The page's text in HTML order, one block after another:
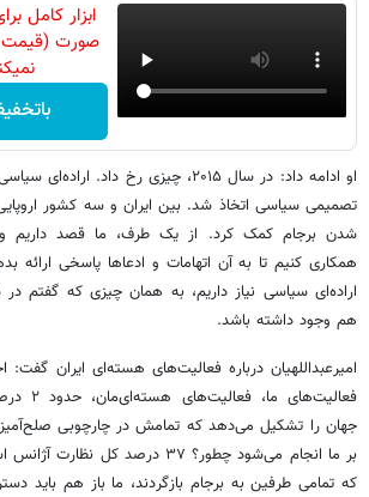
ابزار کامل
صورت (قیمت
او ادامه داد: در سال ۲۰۱۵، چیزی رخ داد.
تصمیمی سیاسی اتخاذ شد. بین ایران و سه کشور
شدن برجام کمک کرد. از یک طرف، ما قصد داریم
همکاری کنیم تا به آن اتهامات و ادعاها پاسخی ارائه
هم وجود داشته باشد.
امیرعبداللهیان درباره فعالیت‌های هسته‌ای ایران گفت:
جهان را تشکیل می‌دهد که تمامش در چارچوبی صلح‌آمیز
بر ما انجام می‌شود چطور؟ ۳۷ درصد
که تمامی طرفین به برجام بازگردند، ما باز هم باید